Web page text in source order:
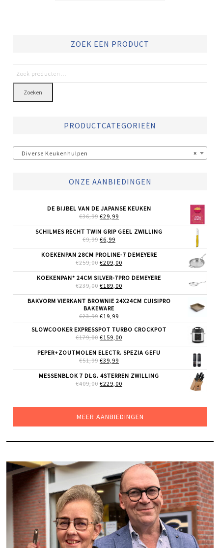
ZOEK EEN PRODUCT
Zoeken
PRODUCTCATEGORIEËN
×
Diverse Keukenhulpen
ONZE AANBIEDINGEN
DE BIJBEL VAN DE JAPANSE KEUKEN
€36,99 OORSPRONKELIJKE
WAS:
€36,99.
€29,99
IS:
SCHILMES RECHT TWIN GRIP GEEL ZWILLING
€9,99 OORSPRONKELIJKE
WAS:
€9,99.
€6,99
IS:
€6,99.
KOEKENPAN 28CM PROLINE-7 DEMEYERE
€259,00 OORSPRONKELIJKE
WAS:
€259,00.
€209,00
IS:
KOEKENPAN* 24CM SILVER-7PRO DEMEYERE
€239,00 OORSPRONKELIJKE
WAS:
€239,00.
€189,00
IS:
BAKVORM VIERKANT BROWNIE 24X24CM CUISIPRO
BAKEWARE
€23,99 OORSPRONKELIJKE
PRIJS
WAS:
€23,99.
€19,99
PRIJS
IS:
€19,99.
SLOWCOOKER EXPRESSPOT TURBO CROCKPOT
€179,00 OORSPRONKELIJKE
WAS:
€179,00.
€159,00
IS:
PEPER+ZOUTMOLEN ELECTR. SPEZIA GEFU
€51,99 OORSPRONKELIJKE
WAS:
€51,99.
€39,99
IS:
€39,99.
MESSENBLOK 7 DLG. 4STERREN ZWILLING
€409,00 OORSPRONKELIJKE
€229,00
MEER AANBIEDINGEN